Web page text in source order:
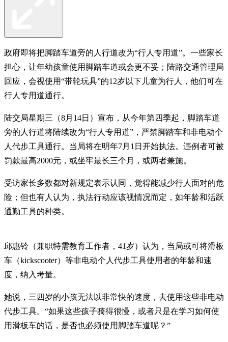
政府即将把脚踏车道旁的人行道改为“行人专用道”。一些家长
担心，让年幼孩童使用脚踏车道或会更不妥；陆路交通管理局
回应，会视使用“带轮玩具”的12岁以下儿童为行人，他们可在
行人专用道通行。
陆交局星期三（8月14日）宣布，从今年第四季起，脚踏车道
旁的人行道将陆续改为“行人专用道”，严禁脚踏车和非电动个
人代步工具通行。当局将在明年7月1日开始执法。违例者可被
罚款最高2000元，或坐牢最长三个月，或两者兼施。
受访家长多数都对新规定表示认同，觉得能减少行人面对的危
险；但也有人认为，执法行动应该视情况而定，如年龄和活跃
通勤工具的种类。
邱惠铃（兼职特需教育工作者，41岁）认为，当局或可将滑板
车（kickscooter）等非电动个人代步工具使用者的年龄和速
度，纳入考量。
她说，三四岁的小孩无法以非常快的速度，去使用这些非电动
代步工具。“如果这些孩子骑得很慢，或者只是在学习如何使
用滑板车的话，是否也必须使用脚踏车道呢？”